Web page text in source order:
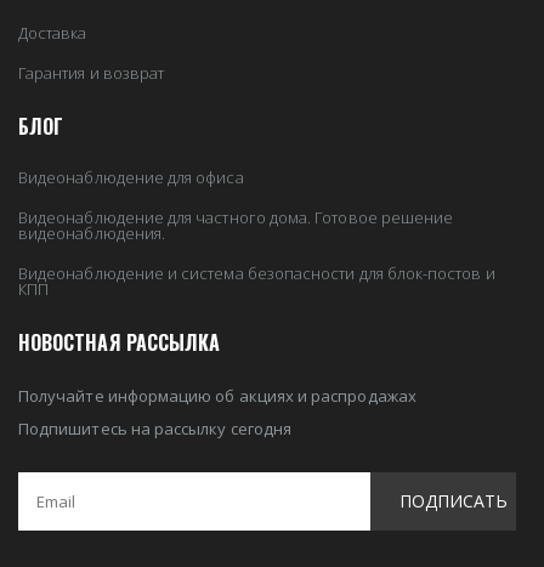
Доставка
Гарантия и возврат
БЛОГ
Видеонаблюдение для офиса
Видеонаблюдение для частного дома. Готовое решение
видеонаблюдения.
Видеонаблюдение и система безопасности для блок-постов и
КПП
НОВОСТНАЯ РАССЫЛКА
Получайте информацию об акциях и распродажах
Подпишитесь на рассылку сегодня
ПОДПИСАТЬ